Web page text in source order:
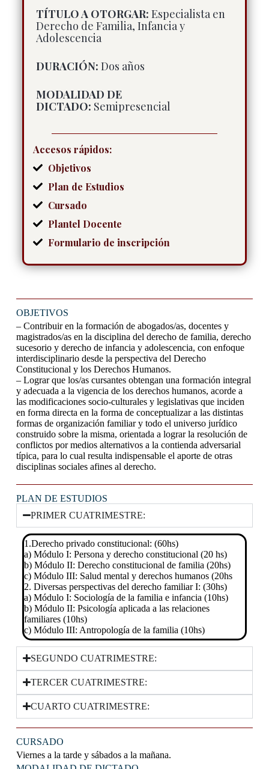
TÍTULO A OTORGAR: Especialista en
Derecho de Familia, Infancia y
Adolescencia
DURACIÓN: Dos años
MODALIDAD DE
DICTADO: Semipresencial
Accesos rápidos:
Objetivos
Plan de Estudios
Cursado
Plantel Docente
Formulario de inscripción
OBJETIVOS
– Contribuir en la formación de abogados/as, docentes y
magistrados/as en la disciplina del derecho de familia, derecho
sucesorio y derecho de infancia y adolescencia, con enfoque
interdisciplinario desde la perspectiva del Derecho
Constitucional y los Derechos Humanos.
– Lograr que los/as cursantes obtengan una formación integral
y adecuada a la vigencia de los derechos humanos, acorde a
las modificaciones socio-culturales y legislativas que inciden
en forma directa en la forma de conceptualizar a las distintas
formas de organización familiar y todo el universo jurídico
construido sobre la misma, orientada a lograr la resolución de
conflictos por medios alternativos a la contienda adversarial
típica, para lo cual resulta indispensable el aporte de otras
disciplinas sociales afines al derecho.
PLAN DE ESTUDIOS
PRIMER CUATRIMESTRE:
1.Derecho privado constitucional: (60hs)
a) Módulo I: Persona y derecho constitucional (20 hs)
b) Módulo II: Derecho constitucional de familia (20hs)
c) Módulo III: Salud mental y derechos humanos (20hs
2. Diversas perspectivas del derecho familiar I: (30hs)
a) Módulo I: Sociología de la familia e infancia (10hs)
b) Módulo II: Psicología aplicada a las relaciones
familiares (10hs)
c) Módulo III: Antropología de la familia (10hs)
SEGUNDO CUATRIMESTRE:
TERCER CUATRIMESTRE:
CUARTO CUATRIMESTRE:
CURSADO
Viernes a la tarde y sábados a la mañana.